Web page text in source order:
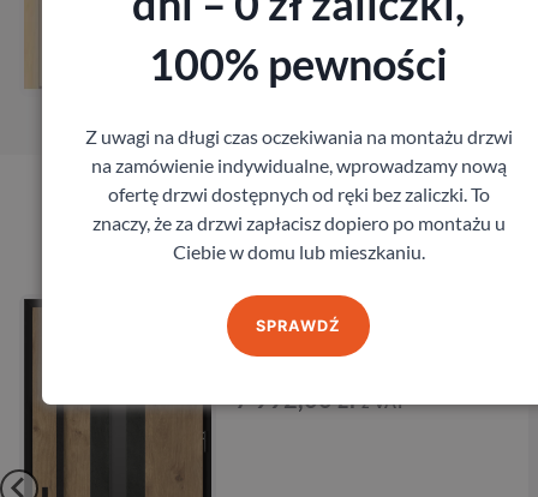
Zobacz
Zamów pomiar
Produkty marki Barański
PRESTIGE
z VAT 8 208,00zł z
100% pewności
Z uwagi na długi czas oczekiwania na montażu drzwi
na zamówienie indywidualne, wprowadzamy nową
ofertę drzwi dostępnych od ręki bez zaliczki. To
znaczy, że za drzwi zapłacisz dopiero po montażu u
Ciebie w domu lub mieszkaniu.
SPRAWDŹ